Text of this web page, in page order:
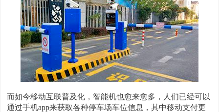
而如今移动互联普及化，智能机也愈来愈多，人们已经可以
通过手机app来获取各种停车场车位信息，其中移动支付更